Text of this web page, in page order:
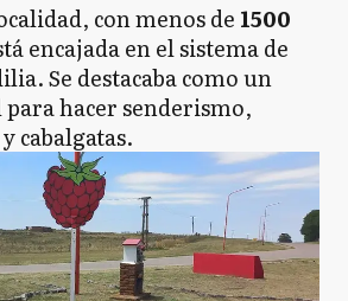
con menos de 1500
encajada en el sistema de
Se destacaba como un
hacer senderismo,
cabalgatas.